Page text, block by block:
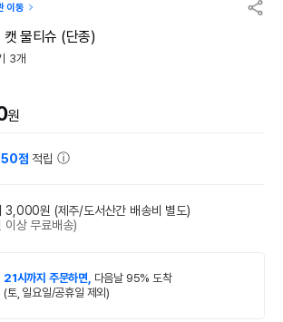
이동
캣 물티슈 (단종)
3개
원
점 적립
3,000원 (제주/도서산간 배송비 별도)
이상 무료배송)
21시까지 주문하면, 다음날 95% 도착
(토, 일요일/공휴일 제외)